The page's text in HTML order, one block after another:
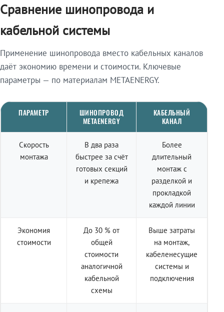
Сравнение шинопровода и
кабельной системы
Применение шинопровода вместо кабельных каналов
даёт экономию времени и стоимости. Ключевые
параметры — по материалам METAENERGY.
ПАРАМЕТР
ШИНОПРОВОД
METAENERGY
КАБЕЛЬНЫЙ
КАНАЛ
Скорость
монтажа
В два раза
быстрее за счёт
готовых секций
и крепежа
Более
длительный
монтаж с
разделкой и
прокладкой
каждой линии
Экономия
стоимости
До 30 % от
общей
стоимости
аналогичной
кабельной
схемы
Выше затраты
на монтаж,
кабеленесущие
системы и
подключения